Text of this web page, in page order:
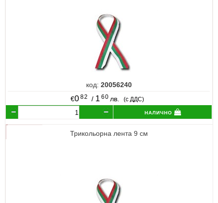
код: 20056240
€0 82 / 1 60 лв. (с ДДС)
налично
Трикольорна лента 9 см